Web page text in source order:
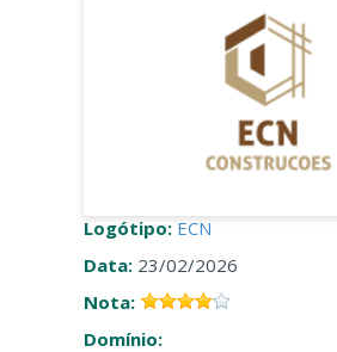
Logótipo: ECN
Data: 23/02/2026
Nota:
Domínio: